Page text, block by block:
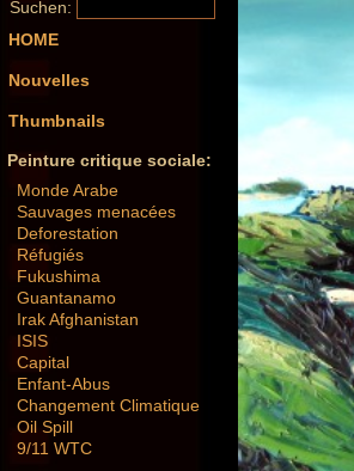
Suchen:
HOME
Nouvelles
Thumbnails
Peinture critique sociale:
Monde Arabe
Sauvages menacées
Deforestation
Réfugiés
Fukushima
Guantanamo
Irak Afghanistan
ISIS
Capital
Enfant-Abus
Changement Climatique
Oil Spill
9/11 WTC